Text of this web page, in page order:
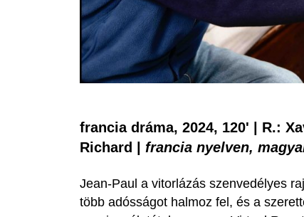
francia dráma, 2024, 120' | R.:
Richard | francia nyelven,
Jean-Paul a vitorlázás szenvedélyes
több adósságot halmoz fel, és a